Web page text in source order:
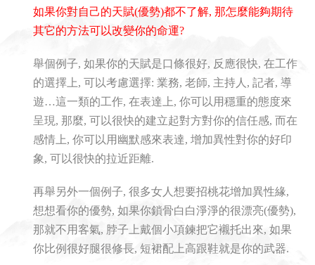
如果你對自己的天賦(優勢)都不了解, 那怎麼能夠期待
其它的方法可以改變你的命運?
舉個例子, 如果你的天賦是口條很好, 反應很快, 在工作
的選擇上, 可以考慮選擇: 業務, 老師, 主持人, 記者, 導
遊…這一類的工作, 在表達上, 你可以用穩重的態度來
呈現, 那麼, 可以很快的建立起對方對你的信任感, 而在
感情上, 你可以用幽默感來表達, 增加異性對你的好印
象, 可以很快的拉近距離.
再舉另外一個例子, 很多女人想要招桃花增加異性緣,
想想看你的優勢, 如果你鎖骨白白淨淨的很漂亮(優勢),
那就不用客氣, 脖子上戴個小項鍊把它襯托出來, 如果
你比例很好腿很修長, 短裙配上高跟鞋就是你的武器.